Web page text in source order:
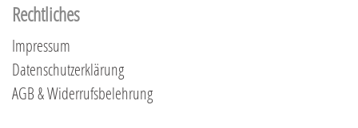
Rechtliches
Impressum
Datenschutzerklärung
AGB & Widerrufsbelehrung